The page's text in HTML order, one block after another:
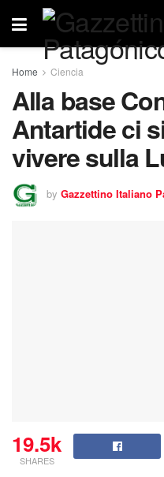
Home Ciencia
Alla base
Antartide ci
vivere sulla
by Gazzettino Italiano
19.5k
SHARES